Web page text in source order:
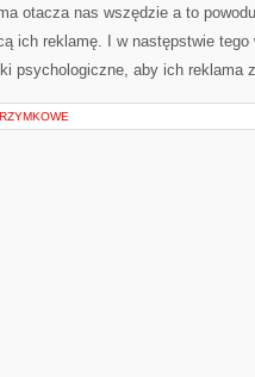
otacza nas wszędzie a to
ich reklamę. I w następstwie tego
psychologiczne, aby ich reklama